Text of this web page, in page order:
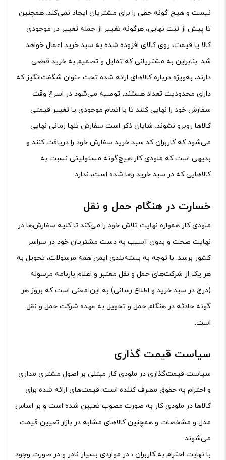
نیست و هیچ گونه حقی را برای مشتریان ایجاد نمی‌کند. همچنین
تا پیش از ثبت نهایی، هرگونه تغییر از جمله تغییر در موجودی
کالا یا قیمت، روی کالای افزوده شده به سبد خرید اعمال خواهد
شد. بنابراین به مشتریانی که تمایل و تصمیم به خرید قطعی
دارند، به‌ویژه درباره کالاهای ارائه شده تحت عنوان شگفت‌انگیز که
دارای محدودیت تعداد هستند، توصیه می‌شود در اسرع وقت
سفارش خود را نهایی کنند تا با اتمام موجودی یا تغییر قیمتی
کالاها روبرو نشوند. شایان ذکر است سفارش تنها زمانی نهایی
می‌شود که کاربران کد سبد خرید سفارش خود را دریافت کنند و
بدیهی است که ملودی کار هیچ‌گونه مسئولیتی نسبت به
کالاهایی که در سبد خرید رها شده است، ندارد.
خسارت در هنگام حمل و نقل
ملودی کار همواره نهایت تلاش خود را می‏‌کند تا کلیه سفارش‏‌ها در
نهایت صحت و بدون آسیب به دست مشتریان خود در سراسر
کشور برسد. با توجه به بسته‌بندی ایمن همه مرسولات، تحویل به
هر یک از شرکت‌‏های حمل و نقل معتبر و اعلام بارنامه مرسوله
(درج در سبد خرید و اطلاع رسانی) به این معنی است که بروز هر
گونه حادثه در هنگام حمل و تحویل به عهده شرکت حمل و نقل
است.
سیاست قیمت گذاری
سیاست قیمت‌‏گذاری در ملودی کار مبتنی بر اصول مشتری مداری
و احترام به حقوق مصرف کننده است. قیمت‏‌های ارائه شده برای
کالاها در ملودی کار به صورت مصوب تعیین شده است و بر اساس
مدل و مشخصات و همچنین کالاهای مشابه در بازار تعیین قیمت
می‌‏شوند.
با نهایت احترام به کاربران ، در مواردی بسیار نادر و در صورت وجود